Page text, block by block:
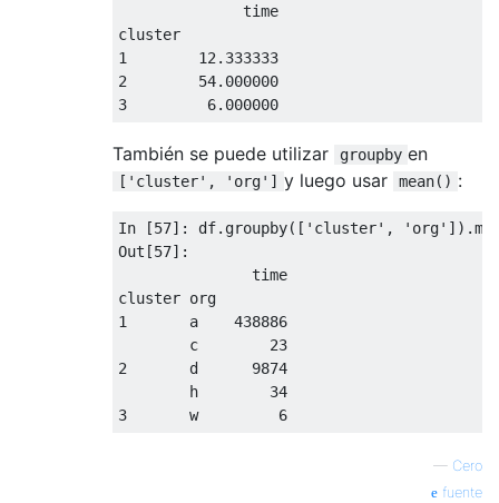
              time
1
12.333333
2
54.000000
3
6.000000
También se puede utilizar groupby en
['cluster', 'org'] y luego usar mean() :
In [57]: df.groupby([ 'cluster' , 'org'
Out[57]:
               time
1
       a
438886
        c
23
2
       d
9874
        h
34
3
       w
6
— Cero
fuente